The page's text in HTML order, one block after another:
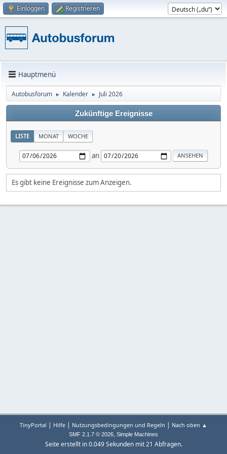
Einloggen Registrieren
Hauptmenü
Autobusforum ► Kalender ► Juli 2026
Zukünftige Ereignisse
LISTE MONAT WOCHE
an
Es gibt keine Ereignisse zum Anzeigen.
TinyPortal | Hilfe | Nutzungsbedingungen und Regeln | Nach oben ▲
SMF 2.1.7 © 2026, Simple Machines
Seite erstellt in 0.049 Sekunden mit 21 Abfragen.